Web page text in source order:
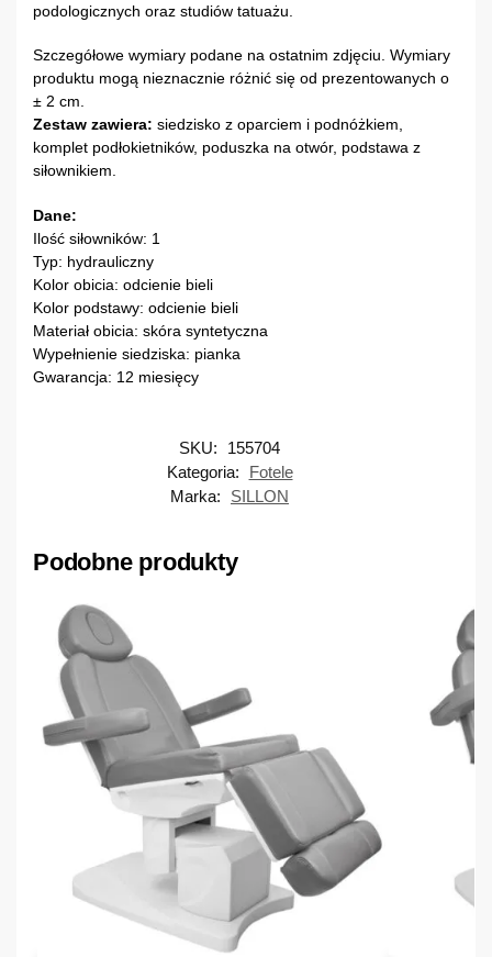
podologicznych oraz studiów tatuażu.
Szczegółowe wymiary podane na ostatnim zdjęciu. Wymiary
produktu mogą nieznacznie różnić się od prezentowanych o
± 2 cm.
Zestaw zawiera: siedzisko z oparciem i podnóżkiem,
komplet podłokietników, poduszka na otwór, podstawa z
siłownikiem.
Dane:
Ilość siłowników: 1
Typ: hydrauliczny
Kolor obicia: odcienie bieli
Kolor podstawy: odcienie bieli
Materiał obicia: skóra syntetyczna
Wypełnienie siedziska: pianka
Gwarancja: 12 miesięcy
SKU:
155704
Kategoria:
Fotele
Marka:
SILLON
Podobne produkty